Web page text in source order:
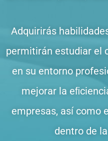
Adquirirás
permitirán estudiar el
en su entorno
mejorar la
empresas, así como
dentro de